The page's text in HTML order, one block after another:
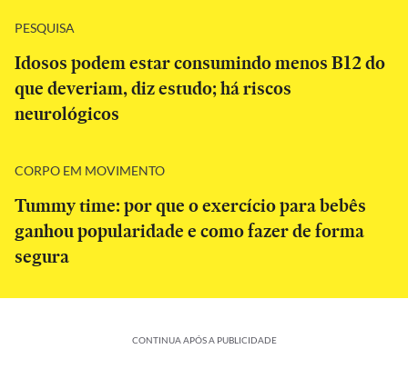
PESQUISA
Idosos podem estar consumindo menos B12 do
que deveriam, diz estudo; há riscos
neurológicos
CORPO EM MOVIMENTO
Tummy time: por que o exercício para bebês
ganhou popularidade e como fazer de forma
segura
CONTINUA APÓS A PUBLICIDADE